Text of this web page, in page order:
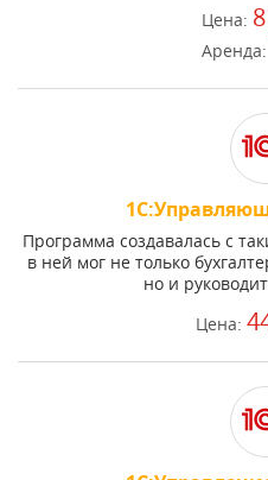
Цена:
Аренда:
Программа создавалась с
в ней мог не только
но и
Цена: